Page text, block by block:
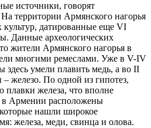
источники, говорят
территории Армянского нагорья
датированные еще VI
Данные археологических
жители Армянского нагорья в
многими ремеслами. Уже в V-IV
здесь умели плавить медь, а во II
железо. По одной из гипотез,
плавки железа, что вполне
в Армении расположены
нашли широкое
железа, меди, свинца и олова.